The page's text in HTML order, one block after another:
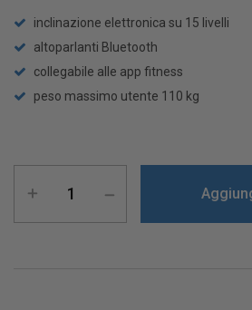
inclinazione elettronica su 15 livelli
altoparlanti Bluetooth
collegabile alle app fitness
peso massimo utente 110 kg